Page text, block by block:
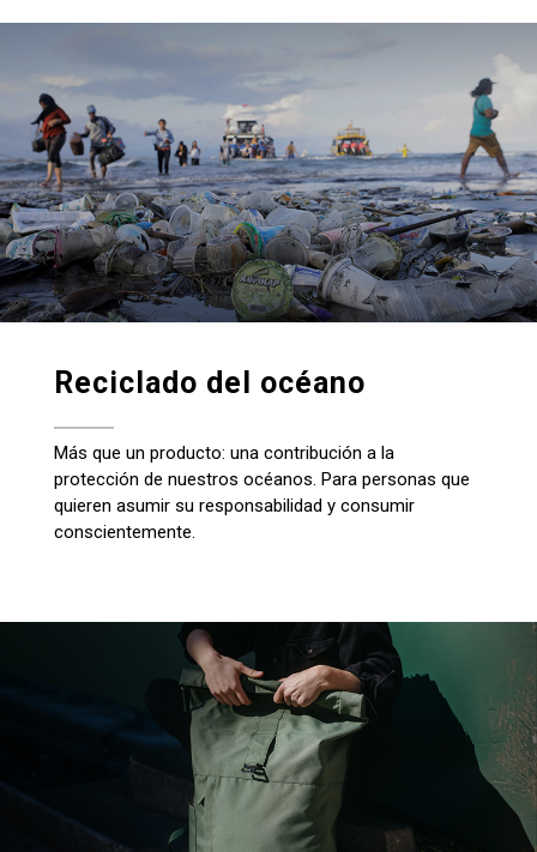
Reciclado del océano
Más que un producto: una contribución a la
protección de nuestros océanos. Para personas que
quieren asumir su responsabilidad y consumir
conscientemente.